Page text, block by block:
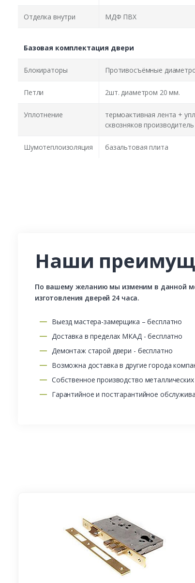
Отделка внутри МДФ ПВХ
Базовая комплектация двери
Блокираторы Противосъёмные
Петли 2шт. диаметром 20 мм.
Уплотнение
термоактивная лента +
сквозняков
Шумотеплоизоляция базальтовая плита
Наши
По вашему желанию мы изменим в данной
изготовления дверей 24 часа.
Выезд мастера-замерщика – бесплатно
Доставка в пределах МКАД - бесплатно
Демонтаж старой двери - бесплатно
Возможна доставка в другие города
Собственное производство
Гарантийное и постгарантийное